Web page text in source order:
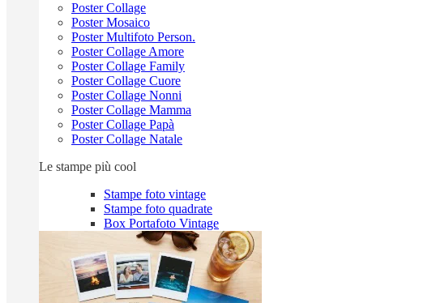
Poster Collage
Poster Mosaico
Poster Multifoto Person.
Poster Collage Amore
Poster Collage Family
Poster Collage Cuore
Poster Collage Nonni
Poster Collage Mamma
Poster Collage Papà
Poster Collage Natale
Le stampe più cool
Stampe foto vintage
Stampe foto quadrate
Box Portafoto Vintage